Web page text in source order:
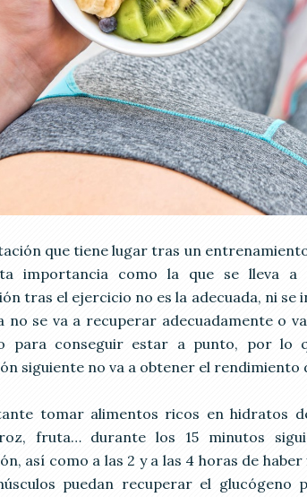
que tiene lugar tras un
importancia como la que se lleva a
tras el ejercicio no es la adecuada, ni se
no se va a recuperar adecuadamente o
para conseguir estar a punto, por lo
siguiente no va a obtener el rendimiento
tomar alimentos ricos en hidratos
fruta… durante los 15 minutos
así como a las 2 y a las 4 horas de
puedan recuperar el glucógeno